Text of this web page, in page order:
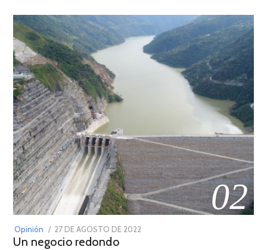
02
Opinión
POSTED
ON
27 DE AGOSTO DE 2022
Un negocio redondo